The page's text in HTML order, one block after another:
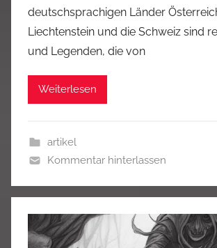
deutschsprachigen Länder
Liechtenstein und die Schweiz sind
und Legenden, die von
Weiterlesen
artikel
Kommentar hinterlassen